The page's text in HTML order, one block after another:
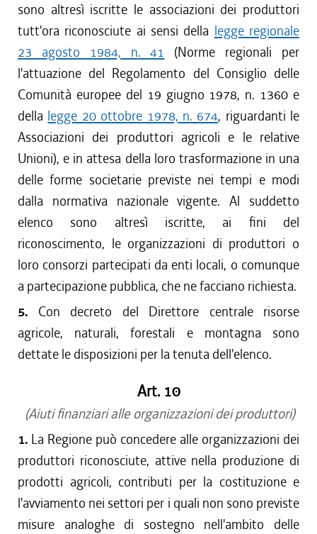
sono altresì iscritte le associazioni dei produttori
tutt'ora riconosciute ai sensi della legge regionale
23 agosto 1984, n. 41 (Norme regionali per
l'attuazione del Regolamento del Consiglio delle
Comunità europee del 19 giugno 1978, n. 1360 e
della legge 20 ottobre 1978, n. 674, riguardanti le
Associazioni dei produttori agricoli e le relative
Unioni), e in attesa della loro trasformazione in una
delle forme societarie previste nei tempi e modi
dalla normativa nazionale vigente. Al suddetto
elenco sono altresì iscritte, ai fini del
riconoscimento, le organizzazioni di produttori o
loro consorzi partecipati da enti locali, o comunque
a partecipazione pubblica, che ne facciano richiesta.
5. Con decreto del Direttore centrale risorse
agricole, naturali, forestali e montagna sono
dettate le disposizioni per la tenuta dell'elenco.
Art. 10
(Aiuti finanziari alle organizzazioni dei produttori)
1. La Regione può concedere alle organizzazioni dei
produttori riconosciute, attive nella produzione di
prodotti agricoli, contributi per la costituzione e
l'avviamento nei settori per i quali non sono previste
misure analoghe di sostegno nell'ambito delle